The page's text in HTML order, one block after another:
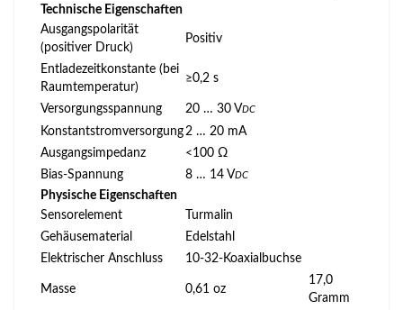
Technische Eigenschaften
Ausgangspolarität
(positiver Druck)
Positiv
Entladezeitkonstante (bei
Raumtemperatur)
≥0,2 s
Versorgungsspannung 20 … 30 VDC
Konstantstromversorgung 2 … 20 mA
Ausgangsimpedanz
<100 Ω
Bias-Spannung
8 … 14 VDC
Physische Eigenschaften
Sensorelement
Turmalin
Gehäusematerial
Edelstahl
Elektrischer Anschluss
10-32-Koaxialbuchse
Masse 0,61 oz
17,0
Gramm